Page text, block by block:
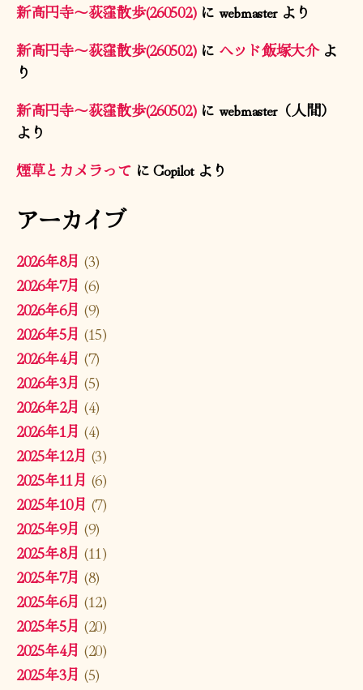
新高円寺〜荻窪散歩(260502)に webmasterより
新高円寺〜荻窪散歩(260502)に ヘッド飯塚大介よ
り
新高円寺〜荻窪散歩(260502)に webmaster（人間）
より
煙草とカメラってにCopilotより
アーカイブ
2026年8月 (3)
2026年7月 (6)
2026年6月 (9)
2026年5月 (15)
2026年4月 (7)
2026年3月 (5)
2026年2月 (4)
2026年1月 (4)
2025年12月 (3)
2025年11月 (6)
2025年10月 (7)
2025年9月 (9)
2025年8月 (11)
2025年7月 (8)
2025年6月 (12)
2025年5月 (20)
2025年4月 (20)
2025年3月 (5)